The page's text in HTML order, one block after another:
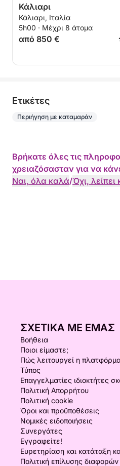
Κάλιαρι
Κάλιαρι, Ιταλία
5h00 · Μέχρι 8 άτομα
από 850 €
Eτικέτες
Περιήγηση με καταμαράν
Βρήκατε όλες τις
χρειαζόσασταν για να
Ναι, όλα καλά/Όχι, λείπει
ΣΧΕΤΙΚΆ ΜΕ ΕΜΆΣ
Βοήθεια
Ποιοι είμαστε;
Πώς λειτουργεί η
Τύπος
Επαγγελματίες ιδιοκτήτες
Πολιτική Απορρήτου
Πολιτική cookie
Όροι και προϋποθέσεις
Νομικές ειδοποιήσεις
Συνεργάτες
Εγγραφείτε!
Ευρετηρίαση και κατάταξη
Πολιτική επίλυσης διαφορών